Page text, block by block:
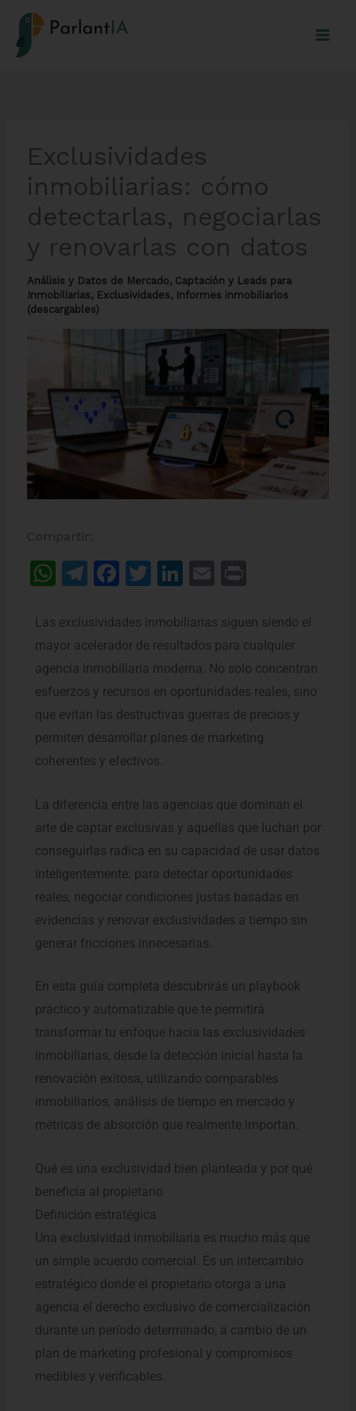
contenido
Exclusividades
inmobiliarias: cómo
detectarlas, negociarlas
y renovarlas con datos
Análisis y Datos de Mercado, Captación y Leads para
Inmobiliarias, Exclusividades, Informes inmobiliarios
(descargables)
Compartir:
W
at
s
A
p
p
T
e
gr
a
m
F
c
e
b
o
o
k
T
itt
er
Li
k
e
dI
n
E
ai
l
t
Las exclusividades inmobiliarias siguen siendo el
mayor acelerador de resultados para cualquier
agencia inmobiliaria moderna. No solo concentran
esfuerzos y recursos en oportunidades reales, sino
que evitan las destructivas guerras de precios y
permiten desarrollar planes de marketing
coherentes y efectivos.
La diferencia entre las agencias que dominan el
arte de captar exclusivas y aquellas que luchan por
conseguirlas radica en su capacidad de usar datos
inteligentemente: para detectar oportunidades
reales, negociar condiciones justas basadas en
evidencias y renovar exclusividades a tiempo sin
generar fricciones innecesarias.
En esta guía completa descubrirás un playbook
práctico y automatizable que te permitirá
transformar tu enfoque hacia las exclusividades
inmobiliarias, desde la detección inicial hasta la
renovación exitosa, utilizando comparables
inmobiliarios, análisis de tiempo en mercado y
métricas de absorción que realmente importan.
Qué es una exclusividad bien planteada y por qué
beneficia al propietario
Definición estratégica
Una exclusividad inmobiliaria es mucho más que
un simple acuerdo comercial. Es un intercambio
estratégico donde el propietario otorga a una
agencia el derecho exclusivo de comercialización
durante un período determinado, a cambio de un
plan de marketing profesional y compromisos
medibles y verificables.